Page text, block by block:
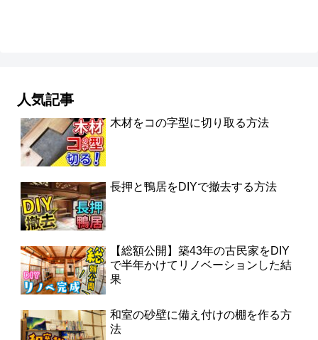
人気記事
木材をコの字型に切り取る方法
長押と鴨居をDIYで撤去する方法
【総額公開】築43年の古民家をDIY
で半年かけてリノベーションした結
果
和室の砂壁に備え付けの棚を作る方
法